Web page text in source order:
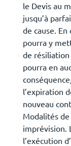
le Devis au
jusqu’à
de cause.
pourra y
de
pourra en
l’expiration
nouveau
Modalités
imprévision.
l’exécution